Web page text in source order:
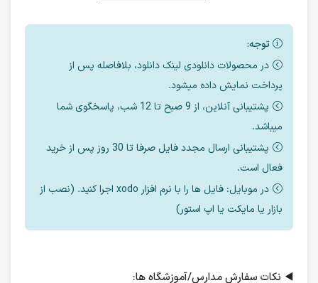
توجه:
در محصولات دانلودی لینک دانلود، بلافاصله پس از
پرداخت نمایش داده میشود.
پشتیبانی آنلاین، از 9 صبح تا 12 شب، پاسخگوی شما
میباشد.
پشتیبانی ارسال مجدد فایل صرفا تا 30 روز پس از خرید
فعال است.
در موبایل: فایل ها را با نرم افزار xodo اجرا کنید. (نصب از
بازار یا مایکت یا اپ استور)
◀️ نکات سفارش مدارس/آموزشگاه ها: